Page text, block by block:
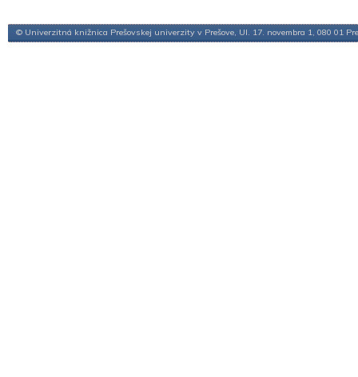
© Univerzitná knižnica Prešovskej univerzity v Prešove, Ul. 17. novembra 1, 080 01